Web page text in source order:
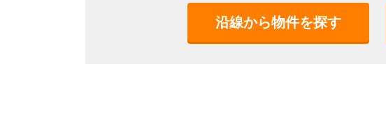
沿線から物件を探す